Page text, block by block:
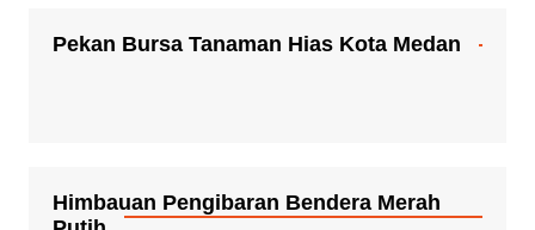
Pekan Bursa Tanaman Hias Kota Medan
Himbauan Pengibaran Bendera Merah